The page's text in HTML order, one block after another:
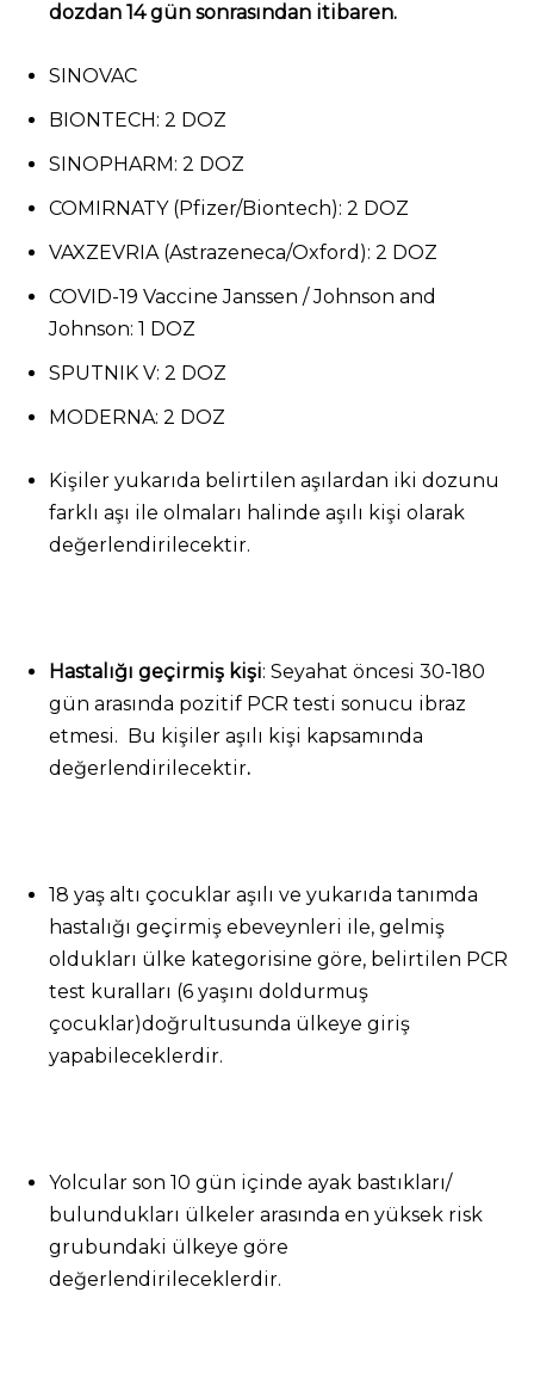
dozdan 14 gün sonrasından itibaren.
SINOVAC
BIONTECH: 2 DOZ
SINOPHARM: 2 DOZ
COMIRNATY (Pfizer/Biontech): 2 DOZ
VAXZEVRIA (Astrazeneca/Oxford): 2 DOZ
COVID-19 Vaccine Janssen / Johnson and
Johnson: 1 DOZ
SPUTNIK V: 2 DOZ
MODERNA: 2 DOZ
Kişiler yukarıda belirtilen aşılardan iki dozunu
farklı aşı ile olmaları halinde aşılı kişi olarak
değerlendirilecektir.
Hastalığı geçirmiş kişi: Seyahat öncesi 30-180
gün arasında pozitif PCR testi sonucu ibraz
etmesi. Bu kişiler aşılı kişi kapsamında
değerlendirilecektir.
18 yaş altı çocuklar aşılı ve yukarıda tanımda
hastalığı geçirmiş ebeveynleri ile, gelmiş
oldukları ülke kategorisine göre, belirtilen PCR
test kuralları (6 yaşını doldurmuş
çocuklar)doğrultusunda ülkeye giriş
yapabileceklerdir.
Yolcular son 10 gün içinde ayak bastıkları/
bulundukları ülkeler arasında en yüksek risk
grubundaki ülkeye göre
değerlendirileceklerdir.